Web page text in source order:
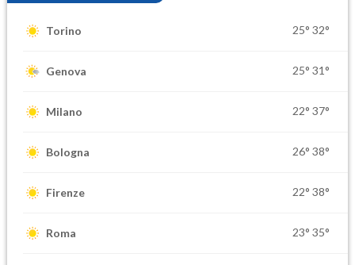
Torino 25° 32°
Genova 25° 31°
Milano 22° 37°
Bologna 26° 38°
Firenze 22° 38°
Roma 23° 35°